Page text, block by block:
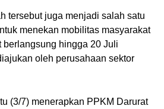
tersebut juga menjadi salah satu
menekan mobilitas masyarakat
berlangsung hingga 20 Juli
oleh perusahaan sektor
(3/7) menerapkan PPKM Darurat